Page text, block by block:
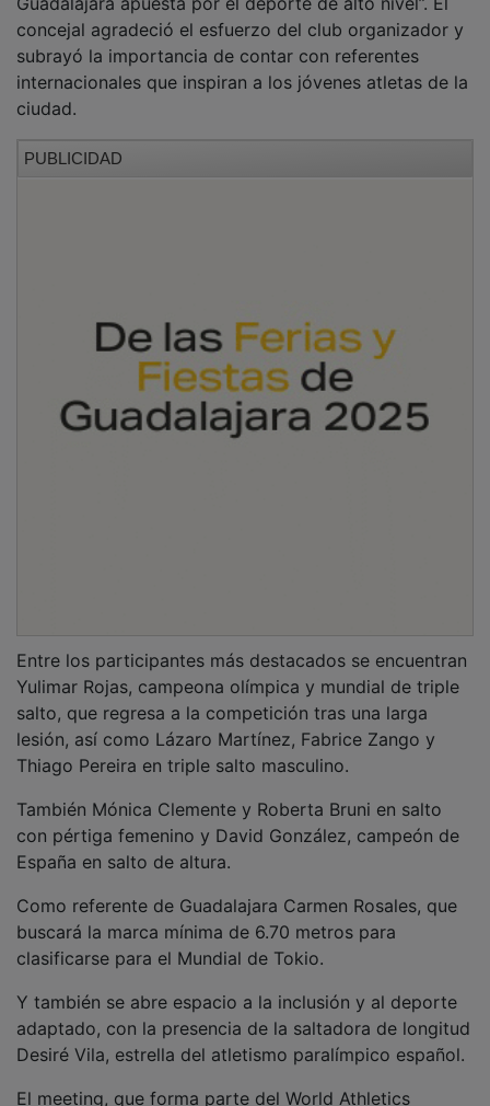
concejal agradeció el esfuerzo del club organizador y
subrayó la importancia de contar con referentes
internacionales que inspiran a los jóvenes atletas de la
ciudad.
Yulimar Rojas, campeona olímpica y mundial de triple
salto, que regresa a la competición tras una larga
lesión, así como Lázaro Martínez, Fabrice Zango y
Thiago Pereira en triple salto masculino.
con pértiga femenino y David González, campeón de
España en salto de altura.
buscará la marca mínima de 6.70 metros para
clasificarse para el Mundial de Tokio.
adaptado, con la presencia de la saltadora de longitud
Desiré Vila, estrella del atletismo paralímpico español.